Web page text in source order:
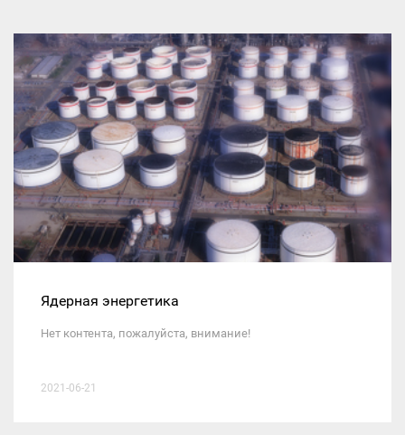
Ядерная энергетика
Нет контента, пожалуйста, внимание!
2021-06-21